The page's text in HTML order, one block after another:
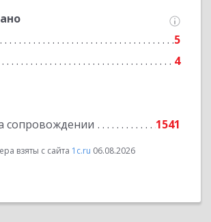
5
4
сопровождении
1541
взяты с сайта 1c.ru 06.08.2026